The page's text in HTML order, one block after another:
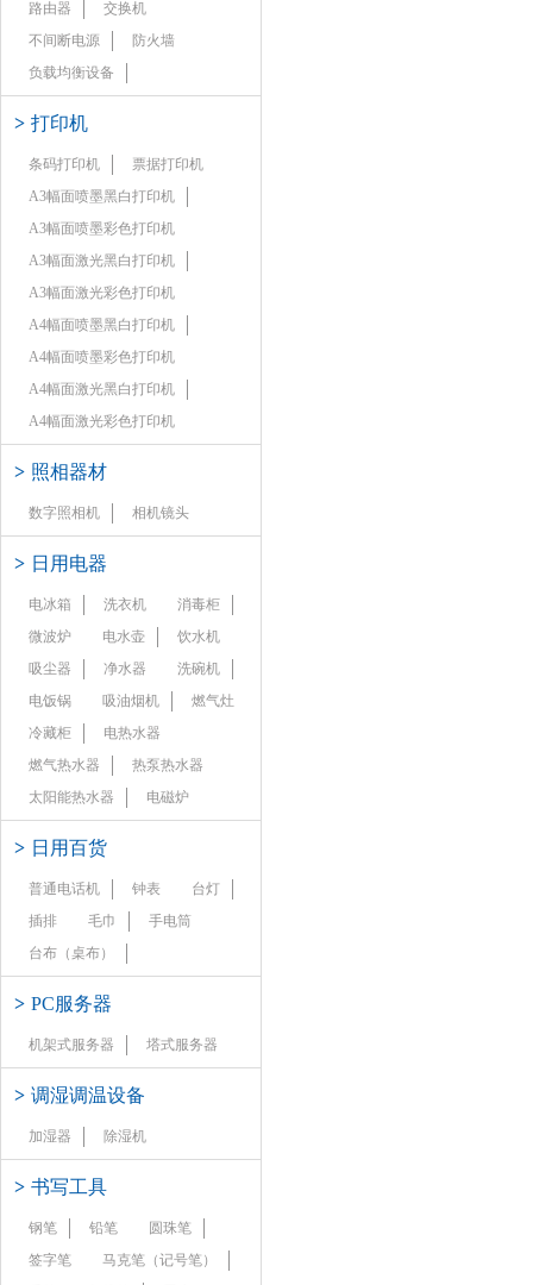
路由器
交换机
不间断电源
防火墙
负载均衡设备
> 打印机
条码打印机
票据打印机
A3幅面喷墨黑白打印机
A3幅面喷墨彩色打印机
A3幅面激光黑白打印机
A3幅面激光彩色打印机
A4幅面喷墨黑白打印机
A4幅面喷墨彩色打印机
A4幅面激光黑白打印机
A4幅面激光彩色打印机
> 照相器材
数字照相机 相机镜头
> 日用电器
电冰箱 洗衣机
消毒柜
微波炉
电水壶
饮水机
吸尘器
净水器
洗碗机
电饭锅
吸油烟机
燃气灶
冷藏柜
电热水器
燃气热水器
热泵热水器
太阳能热水器
电磁炉
> 日用百货
普通电话机 钟表
台灯
插排
毛巾
手电筒
台布（桌布）
> PC服务器
机架式服务器 塔式服务器
> 调湿调温设备
加湿器 除湿机
> 书写工具
钢笔 铅笔
圆珠笔
签字笔
马克笔（记号笔）